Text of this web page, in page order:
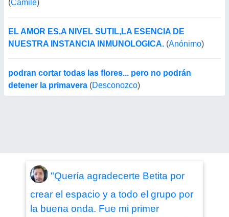
(Camile)
EL AMOR ES,A NIVEL SUTIL,LA ESENCIA DE
NUESTRA INSTANCIA INMUNOLOGICA. (Anónimo)
podran cortar todas las flores... pero no podrán
detener la primavera (Desconozco)
"Quería agradecerte Betita por
crear el espacio y a todo el grupo por
la buena onda. Fue mi primer